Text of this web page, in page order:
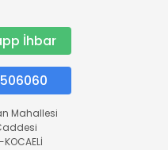
İhbar
Mahallesi